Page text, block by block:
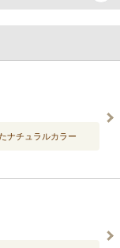
ナチュラルカラー